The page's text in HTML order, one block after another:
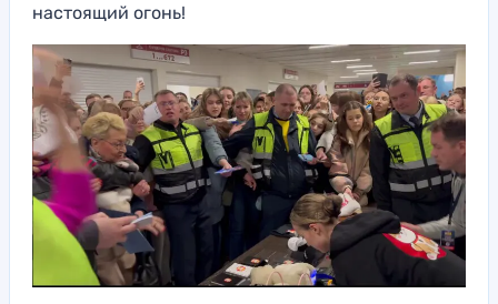
настоящий огонь!